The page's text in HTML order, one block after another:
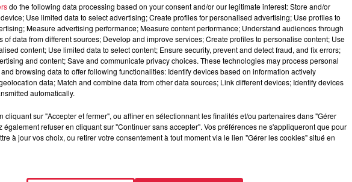
le fonctionnement de ce fameux "groupe frigo":
à dire que le froid est produit grâce à ungaz réfrigéré à -196
la forme d'une bonbonne de gaz refrigérée qui diffuse le froid
le bruit d'un groupe frigo mécanique assez bruyant et plus
l'associationCerti'bruit, qui vise à faire respecter les conditions
a été réalisée conjointement avec la ville de
les véhicules diesel de livraison dans la Grande-Ile à la
dans la Grande Ile de#Strasbourg. L'objectif à moins de 60
do the following data processing based on your consent and/or our legitimate interest: Store and/or
Use limited data to select advertising; Create profiles for personalised advertising; Use profiles to
Measure advertising performance; Measure content performance; Understand audiences through
of data from different sources; Develop and improve services; Create profiles to personalise content; Use
content; Use limited data to select content; Ensure security, prevent and detect fraud, and fix errors;
and content; Save and communicate privacy choices. These technologies may process personal
browsing data to offer following functionalities: Identify devices based on information actively
data; Match and combine data from other data sources; Link different devices; Identify devices
automatically.
cliquant sur "Accepter et fermer", ou affiner en sélectionnant les finalités et/ou partenaires dans "Gérer
également refuser en cliquant sur "Continuer sans accepter". Vos préférences ne s'appliqueront que pour
à jour vos choix, ou retirer votre consentement à tout moment via le lien "Gérer les cookies" situé en